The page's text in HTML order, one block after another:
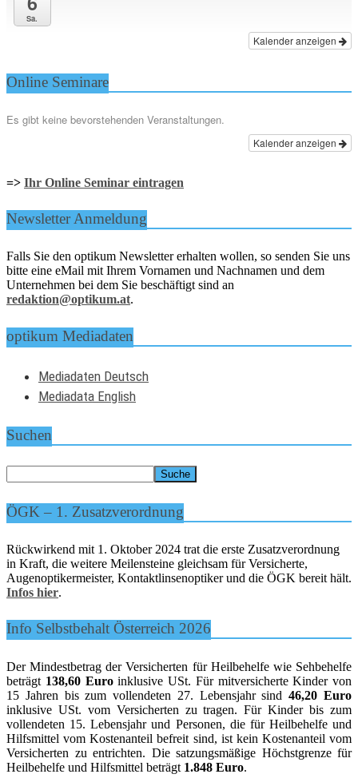
Sa.
Kalender anzeigen
Online Seminare
Es gibt keine bevorstehenden Veranstaltungen.
Kalender anzeigen
=> Ihr Online Seminar eintragen
Newsletter Anmeldung
Falls Sie den optikum Newsletter erhalten wollen, so senden Sie uns
bitte eine eMail mit Ihrem Vornamen und Nachnamen und dem
Unternehmen bei dem Sie beschäftigt sind an
redaktion@optikum.at.
optikum Mediadaten
Mediadaten Deutsch
Mediadata English
Suchen
ÖGK – 1. Zusatzverordnung
Rückwirkend mit 1. Oktober 2024 trat die erste Zusatzverordnung
in Kraft, die weitere Meilensteine gleichsam für Versicherte,
Augenoptikermeister, Kontaktlinsenoptiker und die ÖGK bereit hält.
Infos hier.
Info Selbstbehalt Österreich 2026
Der Mindestbetrag der Versicherten für Heilbehelfe wie Sehbehelfe
beträgt 138,60 Euroinklusive USt. Für mitversicherte Kinder von
15 Jahren bis zum vollendeten 27. Lebensjahr sind46,20 Euro
inklusive USt. vom Versicherten zu tragen. Für Kinder bis zum
vollendeten 15. Lebensjahr und Personen, die für Heilbehelfe und
Hilfsmittel vom Kostenanteil befreit sind, ist kein Kostenanteil vom
Versicherten zu entrichten. Die satzungsmäßige Höchstgrenze für
Heilbehelfe und Hilfsmittel beträgt 1.848 Euro.